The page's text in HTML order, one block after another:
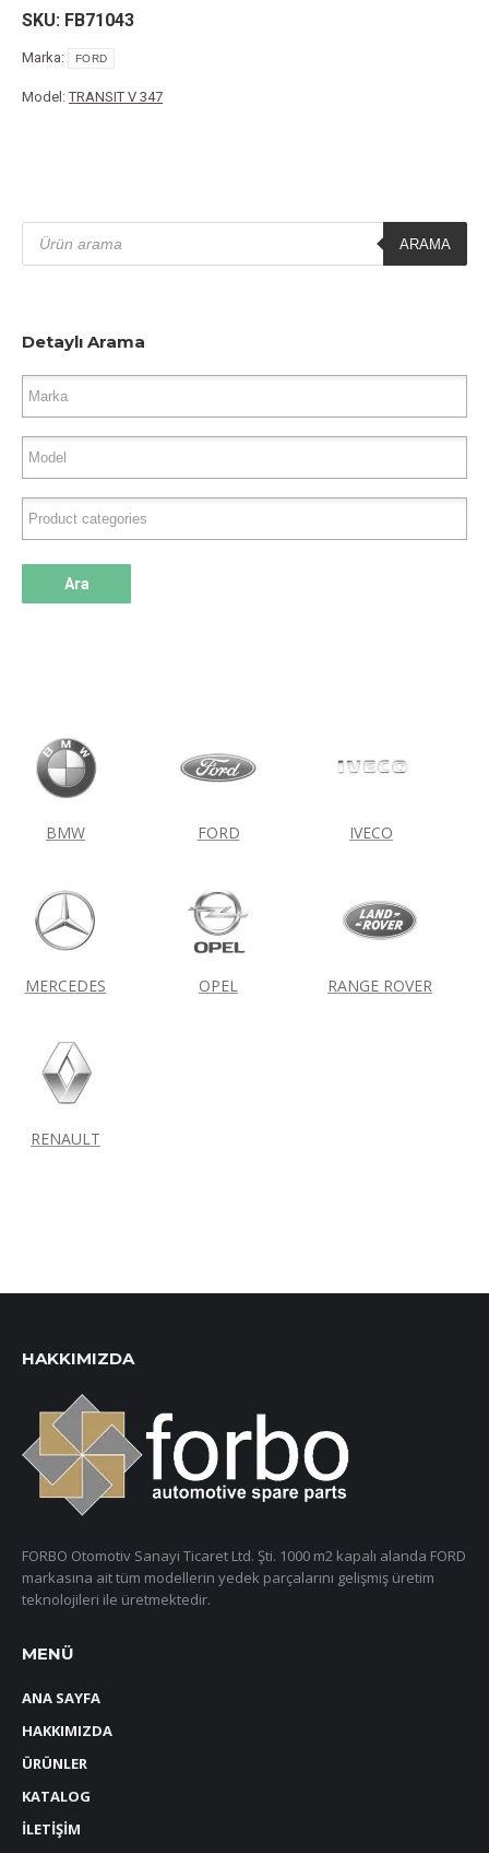
SKU: FB71043
Marka: FORD
Model:TRANSIT V 347
Products
search ARAMA
Detaylı Arama
Ara
BMW FORD IVECO
MERCEDES OPEL RANGE ROVER
RENAULT
HAKKIMIZDA
FORBO Otomotiv Sanayi Ticaret Ltd. Şti. 1000 m2 kapalı alanda FORD
markasına ait tüm modellerin yedek parçalarını gelişmiş üretim
teknolojileri ile üretmektedir.
MENÜ
ANA SAYFA
HAKKIMIZDA
ÜRÜNLER
KATALOG
İLETİŞİM